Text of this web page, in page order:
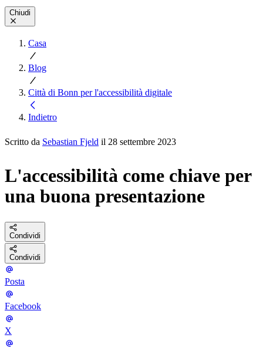
Chiudi
Casa
Blog
Città di Bonn per l'accessibilità digitale
Indietro
Scritto da Sebastian Fjeld il 28 settembre 2023
L'accessibilità come chiave per
una buona presentazione
Condividi
Condividi
Posta
Facebook
X